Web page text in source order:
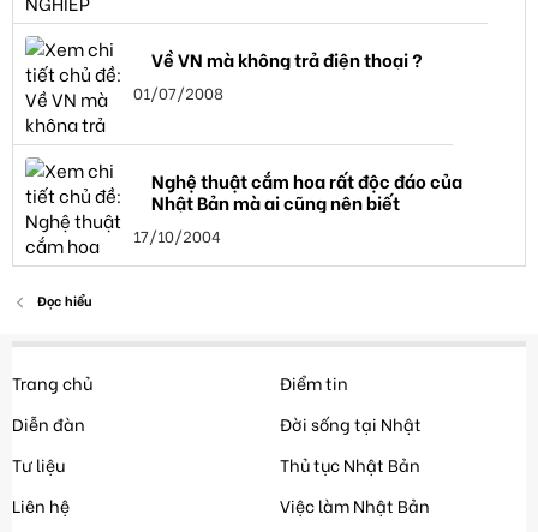
Về VN mà không trả điện thoại ?
01/07/2008
Nghệ thuật cắm hoa rất độc đáo của
Nhật Bản mà ai cũng nên biết
17/10/2004
Đọc hiểu
Trang chủ
Diễn đàn
Tư liệu
Liên hệ
Điểm tin
Đời sống tại Nhật
Thủ tục Nhật Bản
Việc làm Nhật Bản